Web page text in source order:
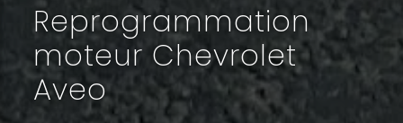
Reprogrammation
moteur Chevrolet
Aveo